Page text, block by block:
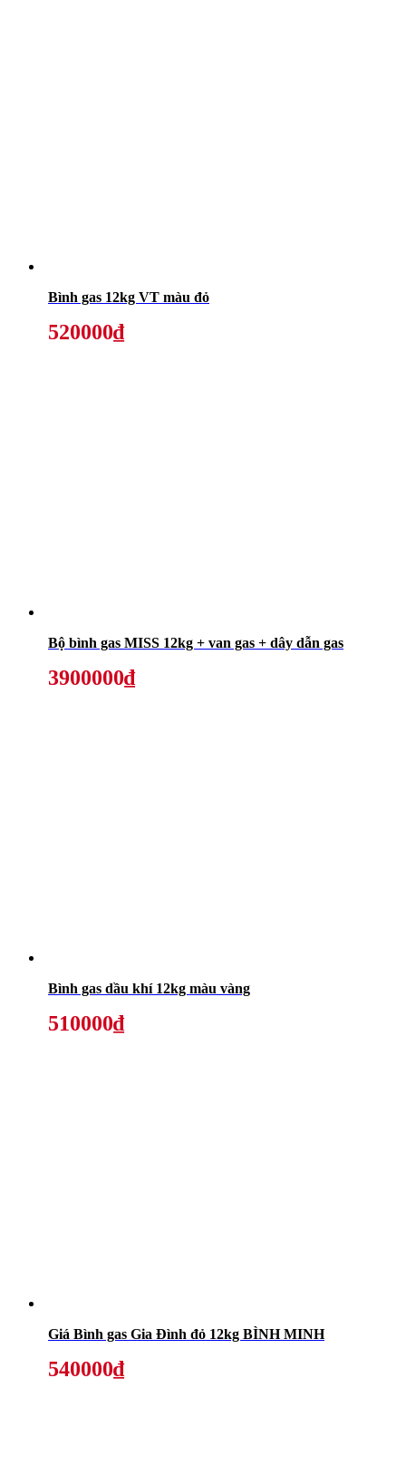
Bình gas 12kg VT màu đỏ
520000₫
Bộ bình gas MISS 12kg + van gas + dây dẫn gas
3900000₫
Bình gas dầu khí 12kg màu vàng
510000₫
Giá Bình gas Gia Đình đỏ 12kg BÌNH MINH
540000₫